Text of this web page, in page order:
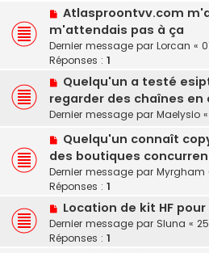
Atlasproontvv.com
m'attendais pas à ça
Dernier message par Lorcan «
Réponses : 1
Quelqu'un a testé
regarder des chaînes en
Dernier message par Maelysio «
Quelqu'un connaît
des boutiques
Dernier message par Myrgham
Réponses : 1
Location de kit HF
Dernier message par Sluna «
Réponses : 1